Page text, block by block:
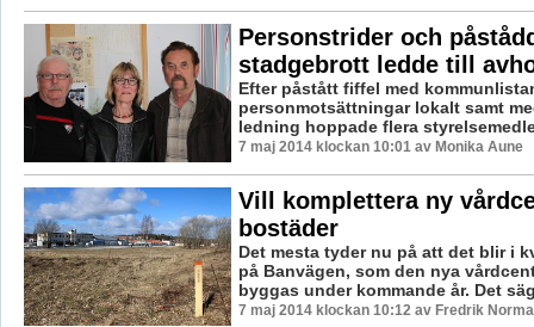
Personstrider och
stadgebrott ledde till
Efter påstått fiffel med
personmotsättningar lokalt samt
ledning hoppade flera
7 maj 2014 klockan 10:01 av Monika Aune
Vill komplettera ny
bostäder
Det mesta tyder nu på att det blir i
på Banvägen, som den nya
byggas under kommande år. Det
7 maj 2014 klockan 10:12 av Fredrik